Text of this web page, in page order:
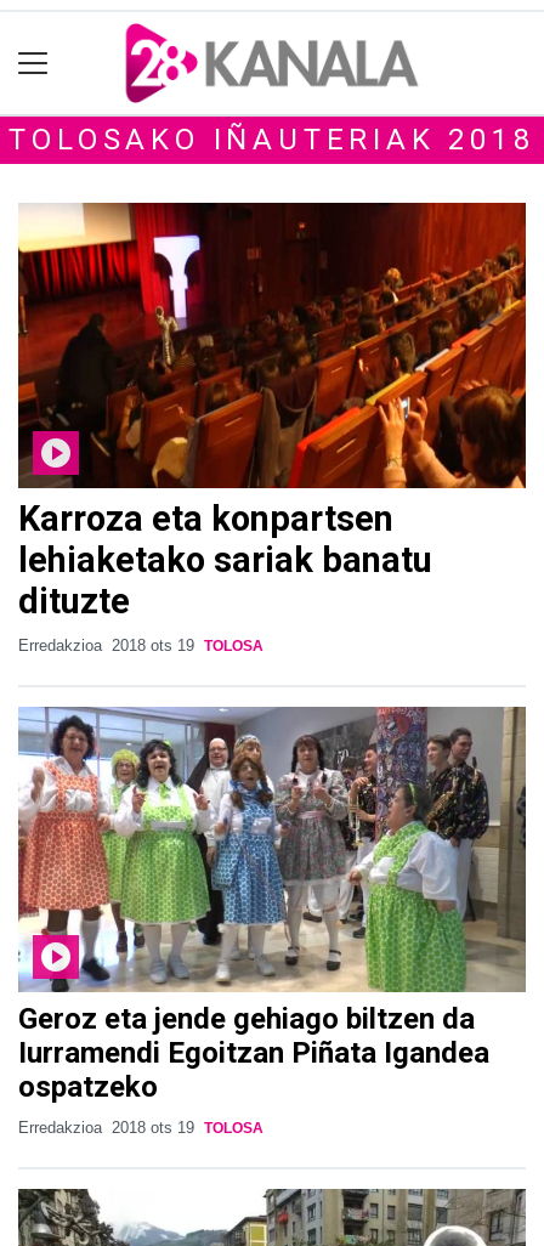
TOLOSAKO IÑAUTERIAK 2018
Karroza eta konpartsen
lehiaketako sariak banatu
dituzte
Erredakzioa 2018 ots 19 TOLOSA
Geroz eta jende gehiago biltzen da
Iurramendi Egoitzan Piñata Igandea
ospatzeko
Erredakzioa 2018 ots 19 TOLOSA